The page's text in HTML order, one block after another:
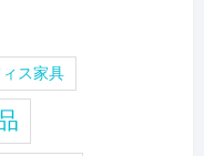
ス家具